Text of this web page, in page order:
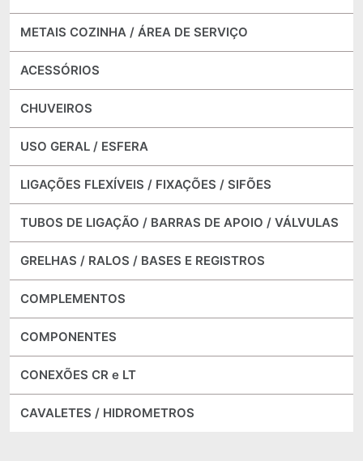
METAIS COZINHA / ÁREA DE SERVIÇO
ACESSÓRIOS
CHUVEIROS
USO GERAL / ESFERA
LIGAÇÕES FLEXÍVEIS / FIXAÇÕES / SIFÕES
TUBOS DE LIGAÇÃO / BARRAS DE APOIO / VÁLVULAS
GRELHAS / RALOS / BASES E REGISTROS
COMPLEMENTOS
COMPONENTES
CONEXÕES CR e LT
CAVALETES / HIDROMETROS